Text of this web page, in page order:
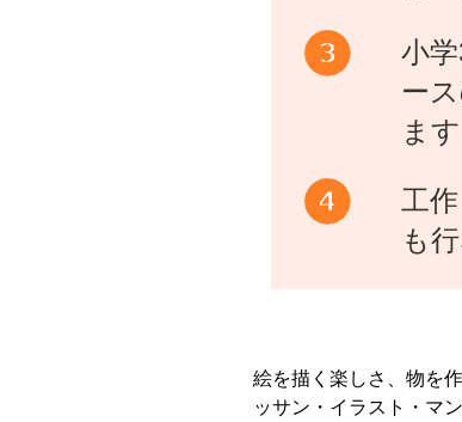
小
ー
ます
工
も
絵を描く楽しさ、物を
ッサン・イラスト・マ